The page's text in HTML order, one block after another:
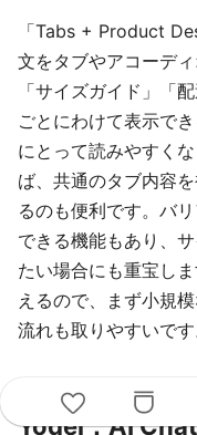
「Tabs + Product
文をタブやアコーデ
「サイズガイド」「
ごとにわけて表示で
にとって読みやすく
ば、共通のタブ内容
るのも便利です。バ
できる機能もあり、
たい場合にも重宝し
えるので、まず小規
流れも取りやすいです
Yodel：AI